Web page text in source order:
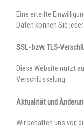
Eine erteilte
Daten können Sie
SSL- bzw. TLS-
Diese Website nutzt
Verschlüsselung.
Aktualität und
Wir behalten uns vor,